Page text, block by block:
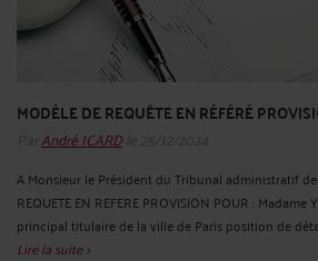
MODÈLE DE REQUÊTE EN RÉFÉRÉ
ParAndré ICARDle 25/12/2024
A Monsieur le Président du Tribunal administratif de
REQUETE EN REFERE PROVISION POUR : Madame
principal titulaire de la ville de Paris position de
Lire la suite >